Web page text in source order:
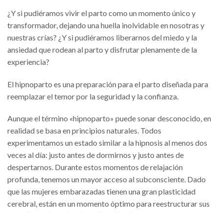
¿Y si pudiéramos vivir el parto como un momento único y
transformador, dejando una huella inolvidable en nosotras y
nuestras crías? ¿Y si pudiéramos liberarnos del miedo y la
ansiedad que rodean al parto y disfrutar plenamente de la
experiencia?
El hipnoparto es una preparación para el parto diseñada para
reemplazar el temor por la seguridad y la confianza.
Aunque el término «hipnoparto» puede sonar desconocido, en
realidad se basa en principios naturales. Todos
experimentamos un estado similar a la hipnosis al menos dos
veces al día: justo antes de dormirnos y justo antes de
despertarnos. Durante estos momentos de relajación
profunda, tenemos un mayor acceso al subconsciente. Dado
que las mujeres embarazadas tienen una gran plasticidad
cerebral, están en un momento óptimo para reestructurar sus